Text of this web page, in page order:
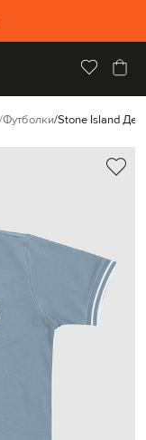
Футболки Stone Island